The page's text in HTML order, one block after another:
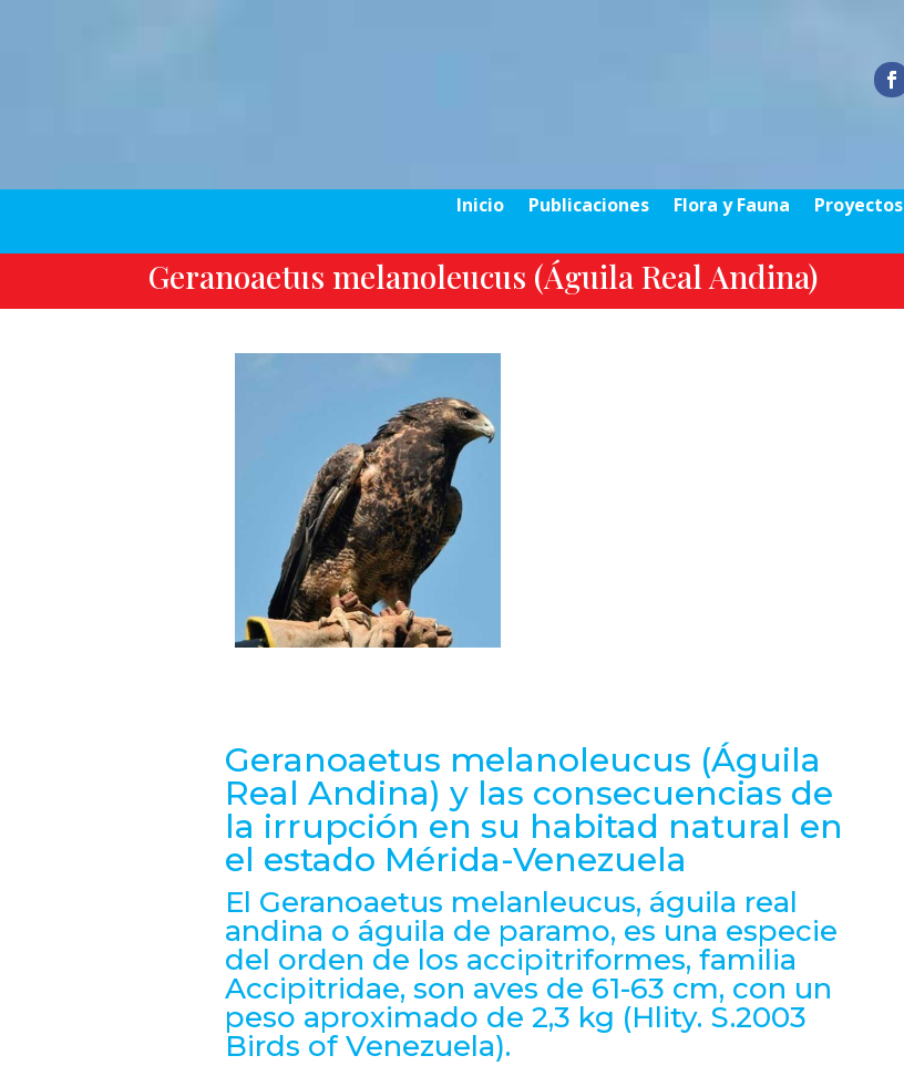
Inicio Publicaciones Flora y Fauna Proyectos
Geranoaetus melanoleucus (Águila Real Andina)
Geranoaetus melanoleucus (Águila
Real Andina) y las consecuencias de
la irrupción en su habitad natural en
el estado Mérida-Venezuela
El Geranoaetus melanleucus, águila real
andina o águila de paramo, es una especie
del orden de los accipitriformes, familia
Accipitridae, son aves de 61-63 cm, con un
peso aproximado de 2,3 kg (Hlity. S.2003
Birds of Venezuela).